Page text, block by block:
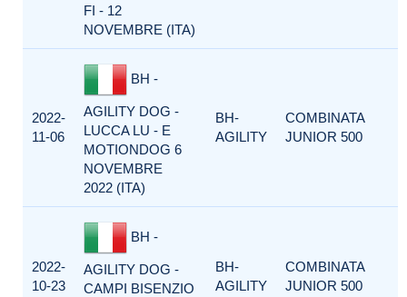
FI - 12
NOVEMBRE (ITA)
2022-
11-06
BH -
AGILITY DOG -
LUCCA LU - E
MOTIONDOG 6
NOVEMBRE
2022 (ITA)
BH-
AGILITY
COMBINATA
JUNIOR 500
2022-
10-23
BH -
AGILITY DOG -
CAMPI BISENZIO
BH-
AGILITY
COMBINATA
JUNIOR 500